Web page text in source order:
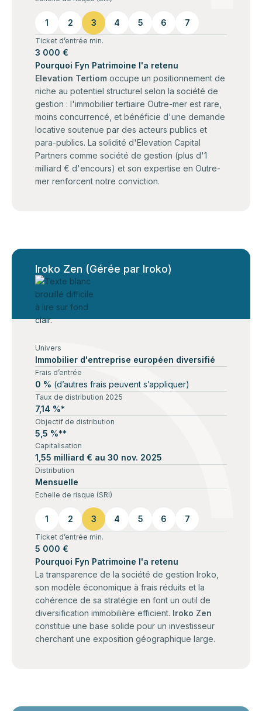
1 2 3 4 5 6 7
Ticket d’entrée min.
3 000 €
Pourquoi Fyn Patrimoine l'a retenu
Elevation Tertiom occupe un positionnement de
niche au potentiel structurel selon la société de
gestion : l'immobilier tertiaire Outre-mer est rare,
moins concurrencé, et bénéficie d'une demande
locative soutenue par des acteurs publics et
para-publics. La solidité d'Elevation Capital
Partners comme société de gestion (plus d'1
milliard € d'encours) et son expertise en Outre-
mer renforcent notre conviction.
Iroko Zen (Gérée par Iroko)
Univers
Immobilier d'entreprise européen diversifié
Frais d’entrée
0 % (d’autres frais peuvent s’appliquer)
Taux de distribution 2025
7,14 %*
Objectif de distribution
5,5 %**
Capitalisation
1,55 milliard € au 30 nov. 2025
Distribution
Mensuelle
Echelle de risque (SRI)
1 2 3 4 5 6 7
Ticket d’entrée min.
5 000 €
Pourquoi Fyn Patrimoine l'a retenu
La transparence de la société de gestion Iroko,
son modèle économique à frais réduits et la
cohérence de sa stratégie en font un outil de
diversification immobilière efficient. Iroko Zen
constitue une base solide pour un investisseur
cherchant une exposition géographique large.